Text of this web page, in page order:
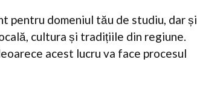
pentru domeniul tău de studiu, dar și
cultura și tradițiile din regiune.
acest lucru va face procesul